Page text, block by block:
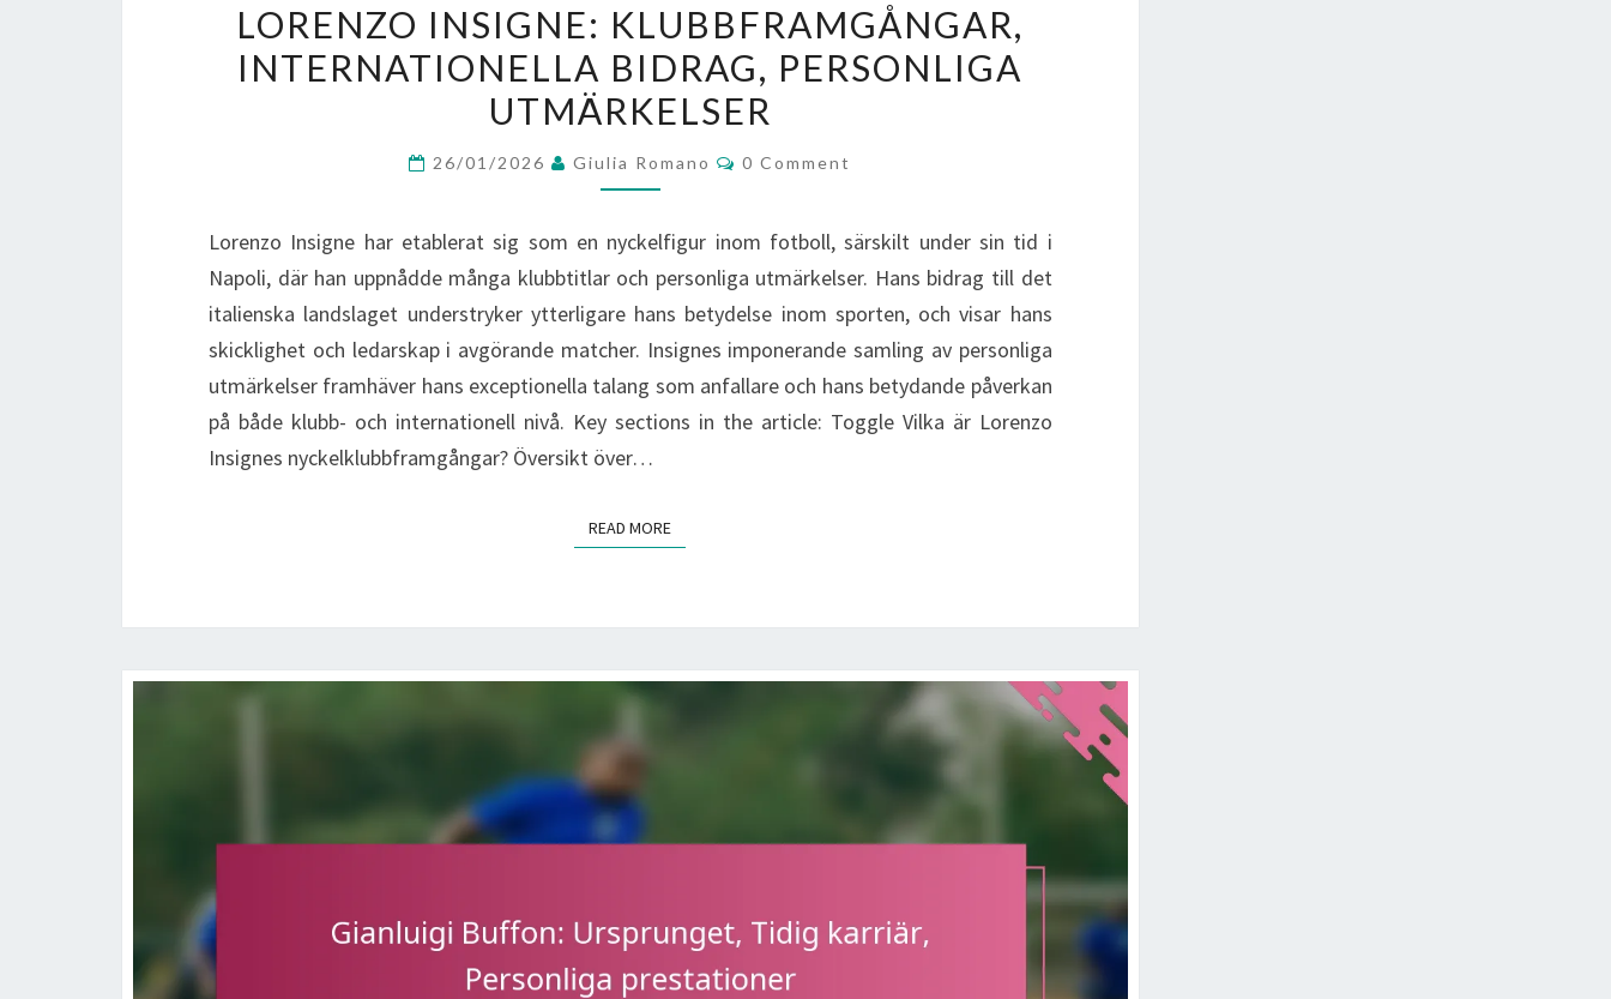
INSIGNE:
KLUBBFRAMGÅNGAR,
INTERNATIONELLA
PERSONLIGA
LORENZO INSIGNE: KLUBBFRAMGÅNGAR,
INTERNATIONELLA BIDRAG, PERSONLIGA
UTMÄRKELSER
26/01/2026 Giulia Romano Comments
0 Comment
Lorenzo Insigne har etablerat sig som en nyckelfigur inom fotboll, särskilt under sin tid i
Napoli, där han uppnådde många klubbtitlar och personliga utmärkelser. Hans bidrag till det
italienska landslaget understryker ytterligare hans betydelse inom sporten, och visar hans
skicklighet och ledarskap i avgörande matcher. Insignes imponerande samling av personliga
utmärkelser framhäver hans exceptionella talang som anfallare och hans betydande påverkan
på både klubb- och internationell nivå. Key sections in the article: Toggle Vilka är Lorenzo
Insignes nyckelklubbframgångar? Översikt över…
READ MOREREAD MORE